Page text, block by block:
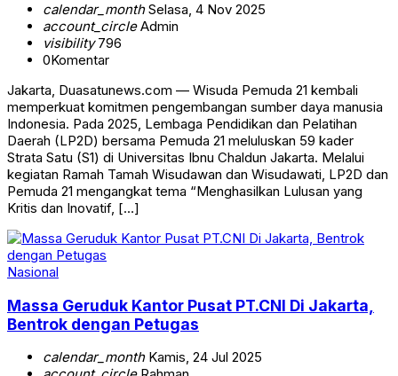
calendar_monthSelasa, 4 Nov 2025
account_circleAdmin
visibility796
0Komentar
Jakarta, Duasatunews.com — Wisuda Pemuda 21 kembali
memperkuat komitmen pengembangan sumber daya manusia
Indonesia. Pada 2025, Lembaga Pendidikan dan Pelatihan
Daerah (LP2D) bersama Pemuda 21 meluluskan 59 kader
Strata Satu (S1) di Universitas Ibnu Chaldun Jakarta. Melalui
kegiatan Ramah Tamah Wisudawan dan Wisudawati, LP2D dan
Pemuda 21 mengangkat tema “Menghasilkan Lulusan yang
Kritis dan Inovatif, […]
Nasional
Massa Geruduk Kantor Pusat PT.CNI Di Jakarta,
Bentrok dengan Petugas
calendar_monthKamis, 24 Jul 2025